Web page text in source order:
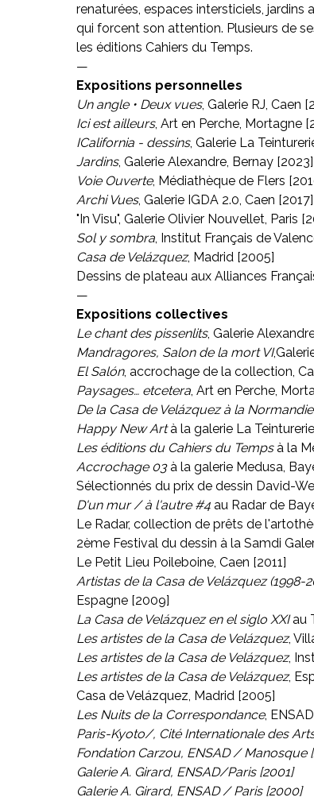
renaturées, espaces intersticiels, jardins
qui forcent son attention. Plusieurs de
les éditions Cahiers du Temps.
—
Expositions personnelles
Un angle • Deux vues, Galerie RJ, Caen
Ici est ailleurs, Art en Perche, Mortagne
ICalifornia - dessins, Galerie La
Jardins, Galerie Alexandre, Bernay [2023]
Voie Ouverte, Médiathèque de Flers
Archi Vues, Galerie IGDA 2.0, Caen [2017]
"In Visu", Galerie Olivier Nouvellet, Paris
Sol y sombra , Institut Français de
Casa de Velázquez, Madrid [2005]
Dessins de plateau aux Alliances
—
Expositions collectives
Le chant des pissenlits, Galerie
Mandragores, Salon de la mort VI
El Salón, accrochage de la collection,
Paysages… etcetera , Art en Perche,
De la Casa de Velázquez à la Normandie
Happy New Artà la galerie La
Les éditions du Cahiers du Tempsà la
Accrochage 03à la galerie Medusa,
Sélectionnés du prix de dessin David-
D'un mur / à l'autre #4 au Radar de
Le Radar, collection de prêts de
2ème Festival du dessin à la Samdi
Le Petit Lieu Poileboine, Caen [2011]
Artistas de la Casa de Velázquez
Espagne [2009]
La Casa de Velázquez en el siglo XXIau
Les artistes de la Casa de Velázquez,
Les artistes de la Casa de Velázquez,
Les artistes de la Casa de Velázquez,
Casa de Velázquez, Madrid [2005]
Les Nuits de la Correspondance,
Paris-Kyoto/, Cité Internationale des
Fondation Carzou, ENSAD / Manosque
Galerie A. Girard, ENSAD/Paris [2001]
Galerie A. Girard, ENSAD / Paris [2000]